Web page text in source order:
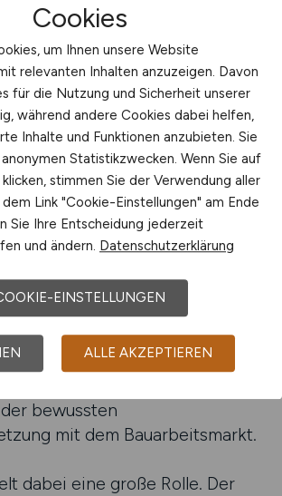
zu erkunden. Durch die
von Bau Jobs lassen
Einsatzbereiche schnell
in
von Vorteil ist.
Arbeitnehmer dabei,
zu erkennen. Welche
häufig vertreten, in welchen
viele Angebote und wo
eine strukturierte Übersicht
Arbeitnehmer erhalten
für den Markt und können
besser einordnen. Der
bewussten
mit dem Bauarbeitsmarkt.
dabei eine große Rolle. Der
Cookies
um Ihnen unsere Website
relevanten Inhalten anzuzeigen. Davon
für die Nutzung und Sicherheit unserer
während andere Cookies dabei helfen,
Inhalte und Funktionen anzubieten. Sie
Statistikzwecken. Wenn Sie auf
stimmen Sie der Verwendung aller
Link "Cookie-Einstellungen" am Ende
Sie Ihre Entscheidung jederzeit
und ändern. Datenschutzerklärung
EINSTELLUNGEN
ALLE AKZEPTIEREN